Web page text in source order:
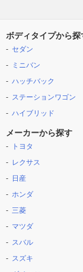
ボディタイプから探
セダン
ミニバン
ハッチバック
ステーションワゴン
ハイブリッド
メーカーから探す
トヨタ
レクサス
日産
ホンダ
三菱
マツダ
スバル
スズキ